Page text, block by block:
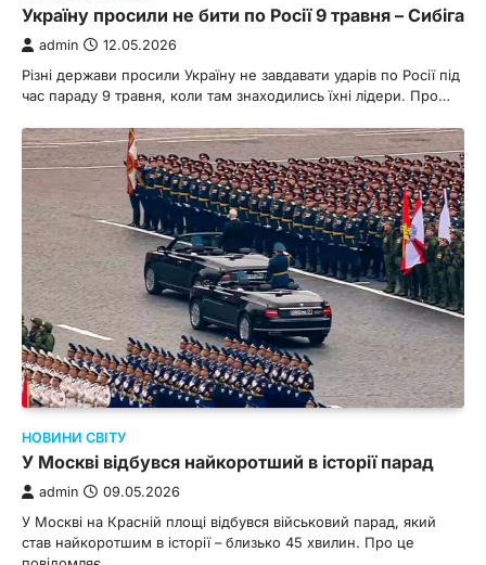
Україну просили не бити по Росії 9 травня – Сибіга
admin 12.05.2026
Різні держави просили Україну не завдавати ударів по Росії під
час параду 9 травня, коли там знаходились їхні лідери. Про…
НОВИНИ СВІТУ
У Москві відбувся найкоротший в історії парад
admin 09.05.2026
У Москві на Красній площі відбувся військовий парад, який
став найкоротшим в історії – близько 45 хвилин. Про це